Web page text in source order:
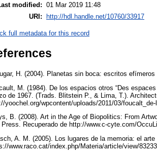
modified: 01 Mar 2019 11:48
URI:
http://hdl.handle.net/10760/33917
full metadata for this record
H. (2004). Planetas sin boca: escritos
M. (1984). De los espacios otros “Des
de 1967. (Trads. Blitstein P., & Lima, T.).
yoochel.org/wpcontent/uploads/2011/03/
B. (2008). Art in the Age of Biopolitics: From
Press. Recuperado de http://www.c-cyte.com/
A. M. (2005). Los lugares de la memoria: el
www.raco.cat/index.php/Materia/article/view/